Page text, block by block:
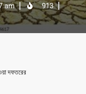
am
913
দফতরের